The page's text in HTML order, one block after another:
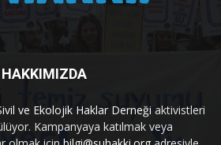
HAKKIMIZDA
ve Ekolojik Haklar Derneği aktivistleri
Kampanyaya katılmak veya